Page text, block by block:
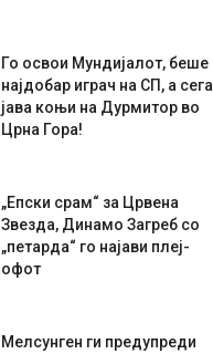
Го освои Мундијалот, беше
најдобар играч на СП, а сега
јава коњи на Дурмитор во
Црна Гора!
„Епски срам“ за Црвена
Звезда, Динамо Загреб со
„петарда“ го најави плеј-
офот
Мелсунген ги предупреди